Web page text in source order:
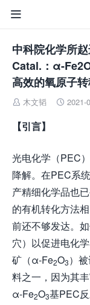

中科院化学所
Catal.：α-
高效的氧原子
 木文韬  2021-
【引言】
光电化学（PEC
降解。在PEC系
产精细化学品也
的有机转化方法
前还不够发达。
穴）以促进电化
矿（α-Fe2O3）
料之一，因为其
α-Fe2O3基PEC